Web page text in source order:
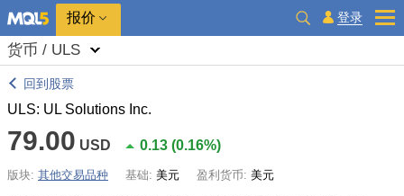
报价 登录
货币 / ULS
回到股票
ULS: UL Solutions Inc.
79.00 USD 0.13 (0.16%)
版块: 其他交易品种 基础: 美元 盈利货币: 美元